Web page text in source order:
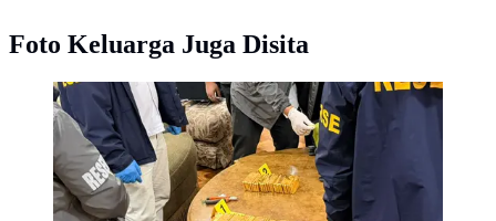
Foto Keluarga Juga Disita
Kortas Tipikor Polri menyita 74 kilogram emas
batangan, uang tunai dalam mata uang asing dan rupiah
dengan total nilai sekitar Rp 476 miliar dari sebuah
rumah di kawasan Parahyangan Golf 2 Nomor 2,
Bogor, Kamis (9/7/2026) (Istimewa)